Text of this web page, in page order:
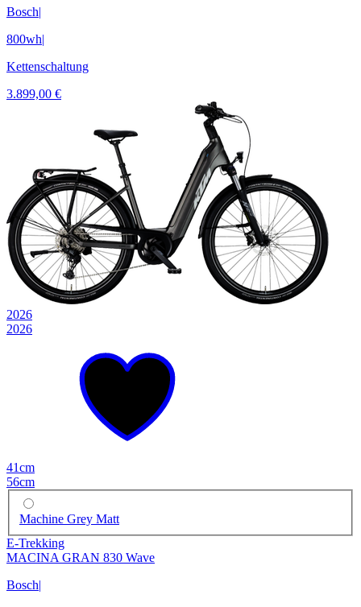
Bosch|
800wh|
Kettenschaltung
3.899,00 €
2026
2026
41cm
56cm
Machine Grey Matt
E-Trekking
MACINA GRAN 830 Wave
Bosch|